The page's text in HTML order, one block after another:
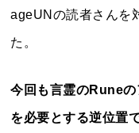
ageUNの読者さんを
た。
今回も言霊のRune
を必要とする逆位置で